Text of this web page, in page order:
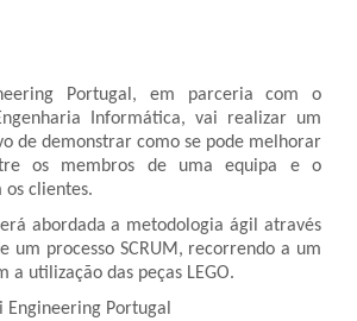
Portugal, em parceria com o
Informática, vai realizar um
de demonstrar como se pode melhorar
os membros de uma equipa e o
clientes.
abordada a metodologia ágil através
um processo SCRUM, recorrendo a um
a utilização das peças LEGO.
Engineering Portugal